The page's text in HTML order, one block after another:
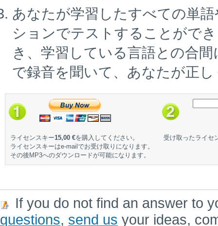
あなたが学習したすべての単
ションでテストすることがで
き、学習している言語との合
で録音を聞いて、あなたが正
ライセンスキー15,00 €を購入してください。
ライセンスキーはe-mailでお受け取りになります。
その後MP3へのダウンロードが可能になります。
受け取ったライセ
If you do not find an answer to
questions, send us your ideas,